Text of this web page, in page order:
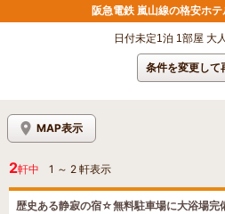
阪急電鉄 嵐山線の格安ホ
日付未定1泊 1部屋 大
条件を変更して
MAP表示
2軒中 1 ～ 2 軒表示
歴史ある静寂の宿☆無料駐車場に大浴場完